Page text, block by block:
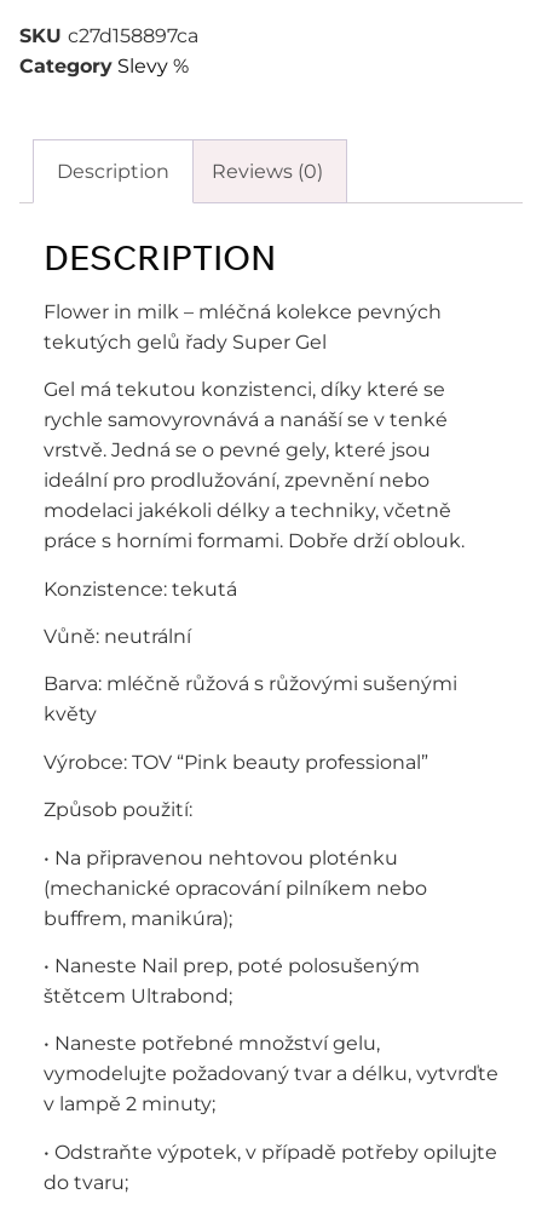
SKU c27d158897ca
Category Slevy %
Description Reviews (0)
DESCRIPTION
Flower in milk – mléčná kolekce pevných
tekutých gelů řady Super Gel
Gel má tekutou konzistenci, díky které se
rychle samovyrovnává a nanáší se v tenké
vrstvě. Jedná se o pevné gely, které jsou
ideální pro prodlužování, zpevnění nebo
modelaci jakékoli délky a techniky, včetně
práce s horními formami. Dobře drží oblouk.
Konzistence: tekutá
Vůně: neutrální
Barva: mléčně růžová s růžovými sušenými
květy
Výrobce: TOV “Pink beauty professional”
Způsob použití:
• Na připravenou nehtovou ploténku
(mechanické opracování pilníkem nebo
buffrem, manikúra);
• Naneste Nail prep, poté polosušeným
štětcem Ultrabond;
• Naneste potřebné množství gelu,
vymodelujte požadovaný tvar a délku, vytvrďte
v lampě 2 minuty;
• Odstraňte výpotek, v případě potřeby opilujte
do tvaru;